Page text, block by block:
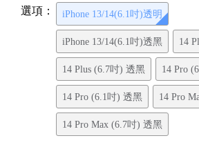
選項： iPhone 13/14(6.1吋)透明
iPhone 13/14(6.1吋)透黑 14
14 Plus (6.7吋) 透黑 14 Pro
14 Pro (6.1吋) 透黑 14 Pro
14 Pro Max (6.7吋) 透黑